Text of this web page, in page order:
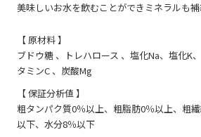
美味しいお水を飲むことができミネラルも補
【 原材料 】
ブドウ糖 、トレハロース 、塩化Na、塩化K
タミンC 、炭酸Mg
【 保証分析値 】
粗タンパク質0％以上、粗脂肪0％以上、粗
以下、水分8％以下